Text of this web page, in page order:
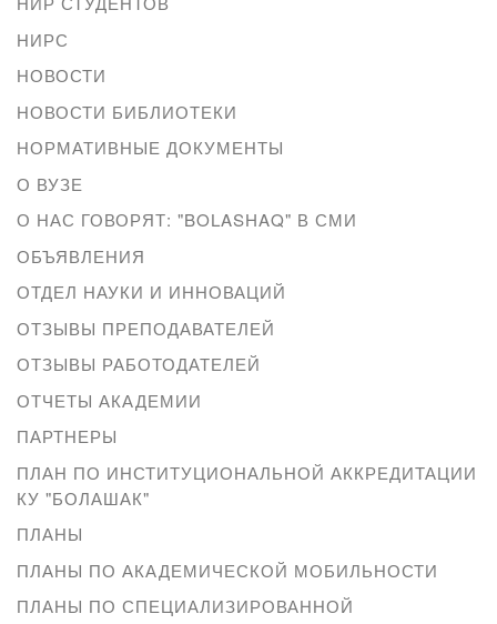
НИРС
НОВОСТИ
НОВОСТИ БИБЛИОТЕКИ
НОРМАТИВНЫЕ ДОКУМЕНТЫ
О ВУЗЕ
О НАС ГОВОРЯТ: "BOLASHAQ" В СМИ
ОБЪЯВЛЕНИЯ
ОТДЕЛ НАУКИ И ИННОВАЦИЙ
ОТЗЫВЫ ПРЕПОДАВАТЕЛЕЙ
ОТЗЫВЫ РАБОТОДАТЕЛЕЙ
ОТЧЕТЫ АКАДЕМИИ
ПАРТНЕРЫ
ПЛАН ПО ИНСТИТУЦИОНАЛЬНОЙ АККРЕДИТАЦИИ
КУ "БОЛАШАК"
ПЛАНЫ
ПЛАНЫ ПО АКАДЕМИЧЕСКОЙ МОБИЛЬНОСТИ
ПЛАНЫ ПО СПЕЦИАЛИЗИРОВАННОЙ